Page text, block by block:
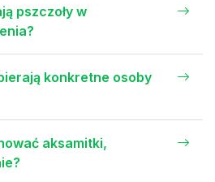
pszczoły w
konkretne osoby
aksamitki,